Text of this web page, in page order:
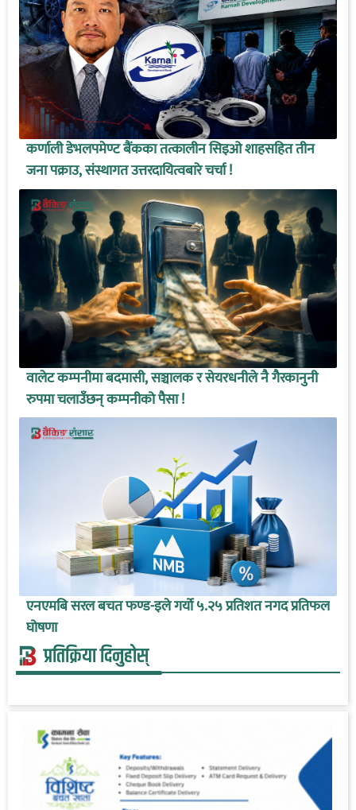
कर्णाली डेभलपमेण्ट बैंकका तत्कालीन सिइओ शाहसहित तीन
जना पक्राउ, संस्थागत उत्तरदायित्वबारे चर्चा !
वालेट कम्पनीमा बदमासी, सञ्चालक र सेयरधनीले नै गैरकानुनी
रुपमा चलाउँछन् कम्पनीको पैसा !
एनएमबि सरल बचत फण्ड-इले गर्यो ५.२५ प्रतिशत नगद प्रतिफल
घोषणा
प्रतिक्रिया दिनुहोस्